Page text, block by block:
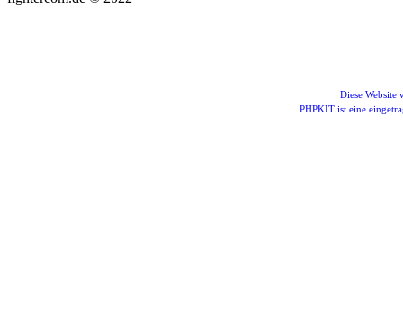
Diese Website
PHPKIT ist eine